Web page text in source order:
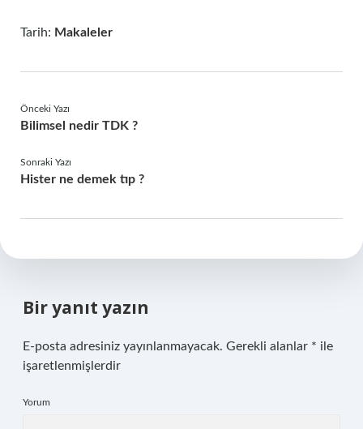
Tarih: Makaleler
Önceki Yazı
Bilimsel nedir TDK ?
Sonraki Yazı
Hister ne demek tıp ?
Bir yanıt yazın
E-posta adresiniz yayınlanmayacak. Gerekli alanlar * ile
işaretlenmişlerdir
Yorum